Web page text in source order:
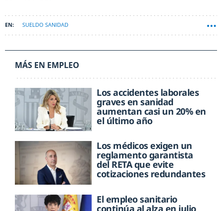
SUELDO SANIDAD
MÁS EN EMPLEO
Los accidentes laborales
graves en sanidad
aumentan casi un 20% en
el último año
Los médicos exigen un
reglamento garantista
del RETA que evite
cotizaciones redundantes
El empleo sanitario
continúa al alza en julio